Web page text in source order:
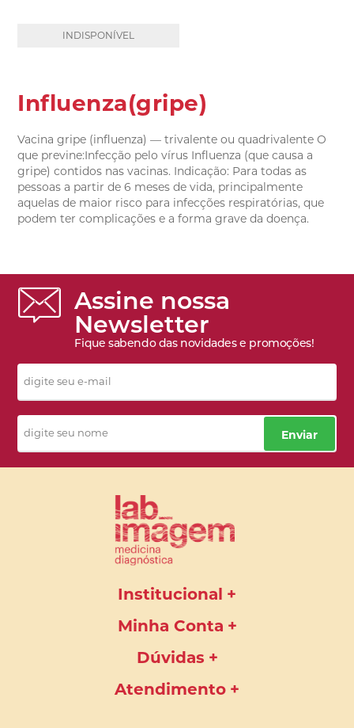
INDISPONÍVEL
Influenza(gripe)
Vacina gripe (influenza) — trivalente ou quadrivalente O
que previne:Infecção pelo vírus Influenza (que causa a
gripe) contidos nas vacinas. Indicação: Para todas as
pessoas a partir de 6 meses de vida, principalmente
aquelas de maior risco para infecções respiratórias, que
podem ter complicações e a forma grave da doença.
Assine nossa
Newsletter
Fique sabendo das novidades e promoções!
Enviar
Institucional
Minha Conta
Dúvidas
Atendimento